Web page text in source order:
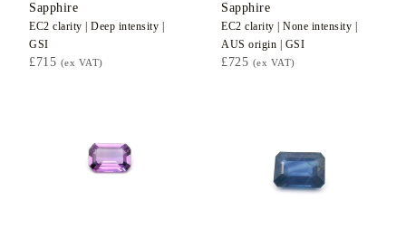
Sapphire
EC2 clarity | Deep intensity |
GSI
£715 (ex VAT)
Sapphire
EC2 clarity | None intensity |
AUS origin | GSI
£725 (ex VAT)